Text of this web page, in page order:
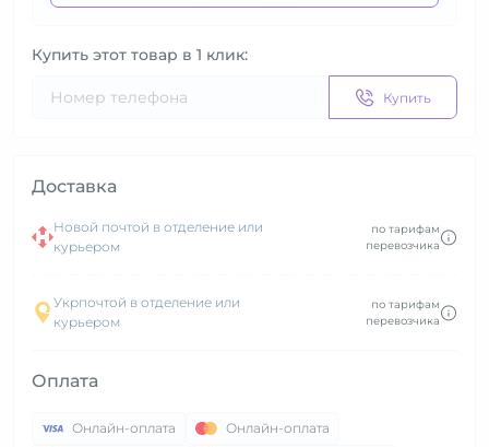
Купить этот товар в 1 клик:
Купить
Доставка
Новой почтой в отделение или
курьером
по тарифам
перевозчика
Укрпочтой в отделение или
курьером
по тарифам
перевозчика
Оплата
Онлайн-оплата
Онлайн-оплата